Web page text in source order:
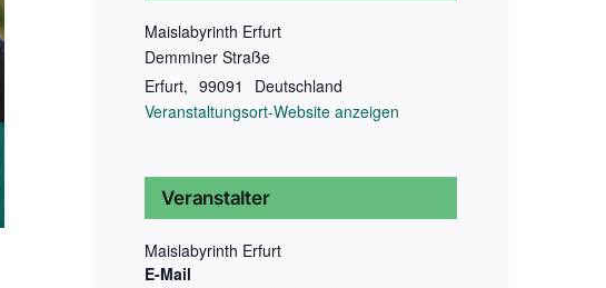
Maislabyrinth Erfurt
Demminer Straße
Erfurt, 99091
Deutschland
Veranstaltungsort-Website anzeigen
Veranstalter
Maislabyrinth Erfurt
E-Mail